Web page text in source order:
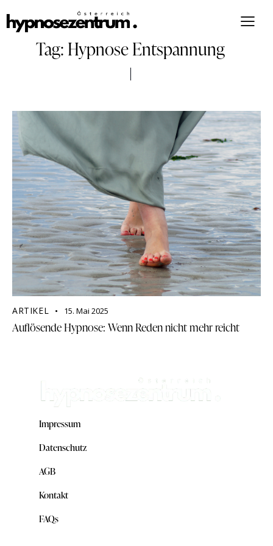
Tag: Hypnose Entspannung
ARTIKEL 15. Mai 2025
Auflösende Hypnose: Wenn Reden nicht mehr reicht
Impressum
Datenschutz
AGB
Kontakt
FAQs